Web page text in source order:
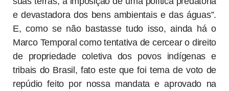
e devastadora dos bens ambientais e das águas”.
E, como se não bastasse tudo isso, ainda há o
Marco Temporal como tentativa de cercear o direito
de propriedade coletiva dos povos indígenas e
tribais do Brasil, fato este que foi tema de voto de
repúdio feito por nossa mandata e aprovado na